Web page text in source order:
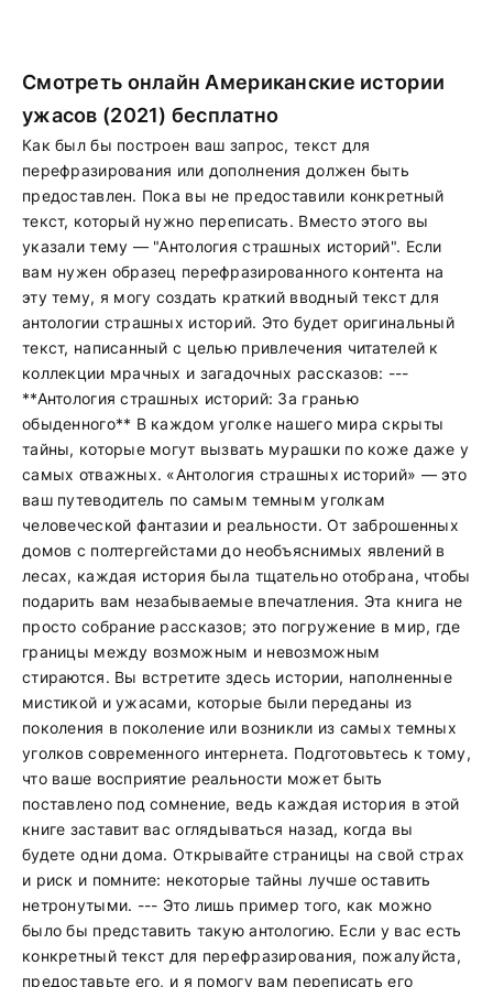
Смотреть онлайн Американские истории
ужасов (2021) бесплатно
Как был бы построен ваш запрос, текст для
перефразирования или дополнения должен быть
предоставлен. Пока вы не предоставили конкретный
текст, который нужно переписать. Вместо этого вы
указали тему — "Антология страшных историй". Если
вам нужен образец перефразированного контента на
эту тему, я могу создать краткий вводный текст для
антологии страшных историй. Это будет оригинальный
текст, написанный с целью привлечения читателей к
коллекции мрачных и загадочных рассказов: ---
**Антология страшных историй: За гранью
обыденного** В каждом уголке нашего мира скрыты
тайны, которые могут вызвать мурашки по коже даже у
самых отважных. «Антология страшных историй» — это
ваш путеводитель по самым темным уголкам
человеческой фантазии и реальности. От заброшенных
домов с полтергейстами до необъяснимых явлений в
лесах, каждая история была тщательно отобрана, чтобы
подарить вам незабываемые впечатления. Эта книга не
просто собрание рассказов; это погружение в мир, где
границы между возможным и невозможным
стираются. Вы встретите здесь истории, наполненные
мистикой и ужасами, которые были переданы из
поколения в поколение или возникли из самых темных
уголков современного интернета. Подготовьтесь к тому,
что ваше восприятие реальности может быть
поставлено под сомнение, ведь каждая история в этой
книге заставит вас оглядываться назад, когда вы
будете одни дома. Открывайте страницы на свой страх
и риск и помните: некоторые тайны лучше оставить
нетронутыми. --- Это лишь пример того, как можно
было бы представить такую антологию. Если у вас есть
конкретный текст для перефразирования, пожалуйста,
предоставьте его, и я помогу вам переписать его